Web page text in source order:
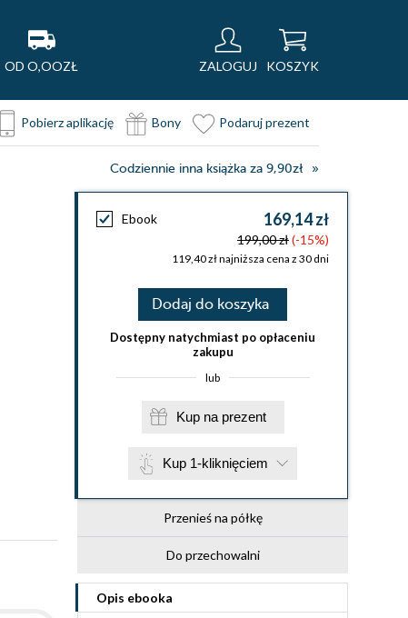
OD O,OOZŁ ZALOGUJ KOSZYK
Pobierz aplikację Bony Podaruj prezent
Codziennie inna książka za 9,90zł
Ebook 169,14 zł
199,00 zł(-15%)
119,40 zł najniższa cena z 30 dni
Dodaj do koszyka
Dostępny natychmiast po opłaceniu
zakupu
lub
Kup na prezent
Kup 1-kliknięciem
Przenieś na półkę
Do przechowalni
Opis ebooka